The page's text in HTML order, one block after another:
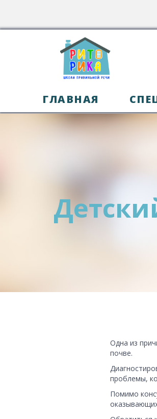
ГЛАВНАЯ
Одна из
почве.
проблемы,
Помимо